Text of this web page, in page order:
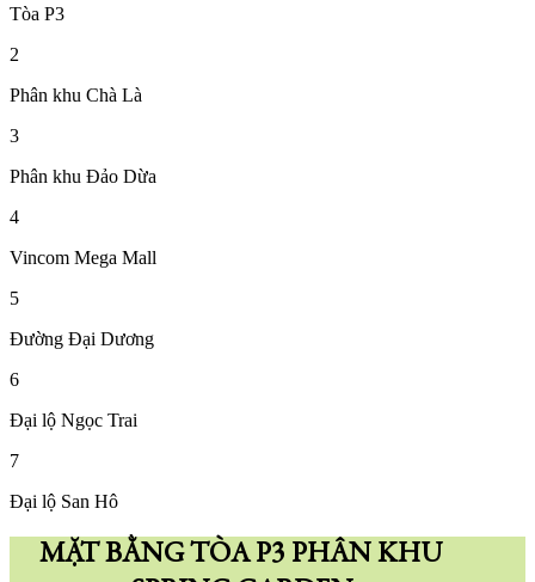
Tòa P3
2
Phân khu Chà Là
3
Phân khu Đảo Dừa
4
Vincom Mega Mall
5
Đường Đại Dương
6
Đại lộ Ngọc Trai
7
Đại lộ San Hô
MẶT BẰNG TÒA P3 PHÂN KHU